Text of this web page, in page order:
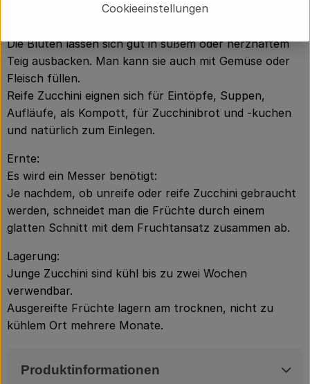
Kochgemüse, in Suppen, Salaten und auch in
Die Blüten lassen sich gut in süßem oder herzhaftem
Teig ausbacken. Man kann sie auch mit Gemüse oder
Fleisch füllen.
Reife Zucchini eignen sich für Eintöpfe, Suppen,
Aufläufe, als Kompott, für Zucchinibrot und -kuchen
und natürlich zum Einlegen.
Ernte:
Es wird ein Messer benötigt:
Je nachdem, ob unreife oder reife Zucchini gebraucht
werden, schneidet man die Früchte durch einem
glatten Schnitt mit dem Fruchtansatz zusammen ab.
Lagerung:
Junge Zucchini sind kühl bis zu zwei Wochen
verwendbar.
Ausgereifte Früchte lagern am trocknen, nicht zu
kühlem Ort mehrere Monate.
Produktinformationen
Cookieeinstellungen